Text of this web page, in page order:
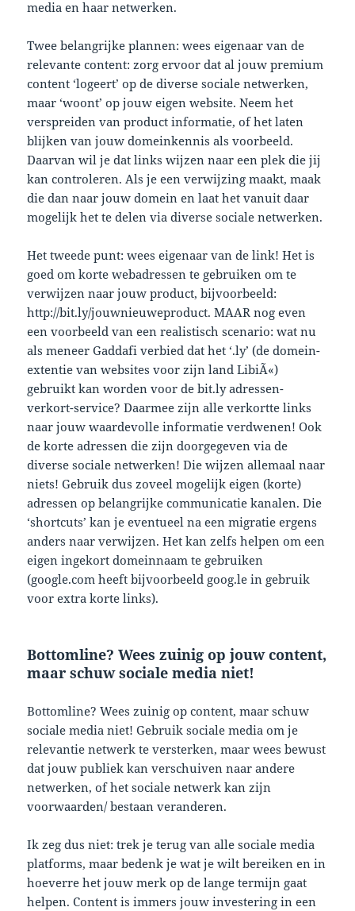
media en haar netwerken.
Twee belangrijke plannen: wees eigenaar van de
relevante content: zorg ervoor dat al jouw premium
content ‘logeert’ op de diverse sociale netwerken,
maar ‘woont’ op jouw eigen website. Neem het
verspreiden van product informatie, of het laten
blijken van jouw domeinkennis als voorbeeld.
Daarvan wil je dat links wijzen naar een plek die jij
kan controleren. Als je een verwijzing maakt, maak
die dan naar jouw domein en laat het vanuit daar
mogelijk het te delen via diverse sociale netwerken.
Het tweede punt: wees eigenaar van de link! Het is
goed om korte webadressen te gebruiken om te
verwijzen naar jouw product, bijvoorbeeld:
http://bit.ly/jouwnieuweproduct. MAAR nog even
een voorbeeld van een realistisch scenario: wat nu
als meneer Gaddafi verbied dat het ‘.ly’ (de domein-
extentie van websites voor zijn land LibiÃ«)
gebruikt kan worden voor de bit.ly adressen-
verkort-service? Daarmee zijn alle verkortte links
naar jouw waardevolle informatie verdwenen! Ook
de korte adressen die zijn doorgegeven via de
diverse sociale netwerken! Die wijzen allemaal naar
niets! Gebruik dus zoveel mogelijk eigen (korte)
adressen op belangrijke communicatie kanalen. Die
‘shortcuts’ kan je eventueel na een migratie ergens
anders naar verwijzen. Het kan zelfs helpen om een
eigen ingekort domeinnaam te gebruiken
(google.com heeft bijvoorbeeld goog.le in gebruik
voor extra korte links).
Bottomline? Wees zuinig op jouw content,
maar schuw sociale media niet!
Bottomline? Wees zuinig op content, maar schuw
sociale media niet! Gebruik sociale media om je
relevantie netwerk te versterken, maar wees bewust
dat jouw publiek kan verschuiven naar andere
netwerken, of het sociale netwerk kan zijn
voorwaarden/ bestaan veranderen.
Ik zeg dus niet: trek je terug van alle sociale media
platforms, maar bedenk je wat je wilt bereiken en in
hoeverre het jouw merk op de lange termijn gaat
helpen. Content is immers jouw investering in een